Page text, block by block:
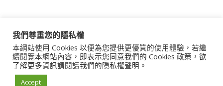
關於我們 聯絡我們 服務條款 隱私權政策
著作權聲明 作者群
我們尊重您的隱私權
本網站使用 Cookies 以便為您提供更優質的使用體驗，若繼
續閱覽本網站內容，即表示您同意我們的 Cookies 政策，欲
了解更多資訊請閱讀我們的隱私權聲明。
Accept